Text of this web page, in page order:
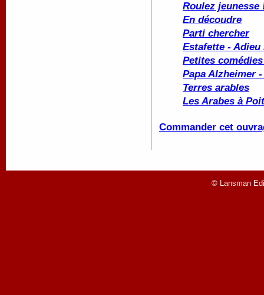
Roulez jeunesse
En découdre
Parti chercher
Estafette - Adieu
Petites
Papa Alzheimer
Terres arables
Les Arabes à
Commander cet
© Lansman